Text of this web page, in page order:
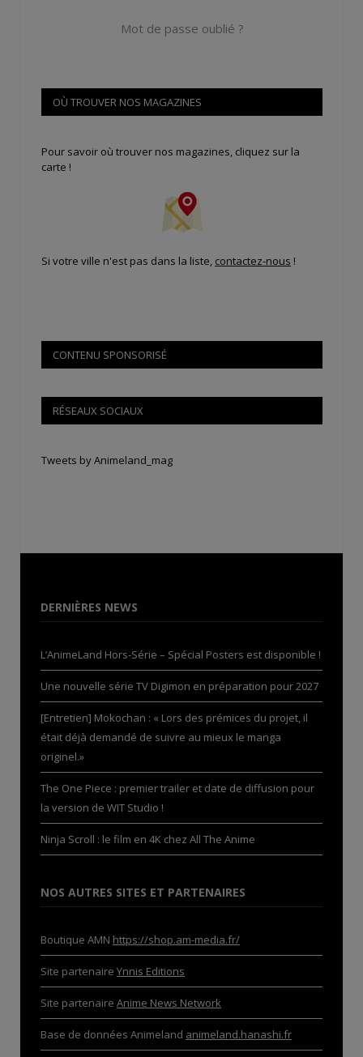
Mot de passe oublié ?
OÙ TROUVER NOS MAGAZINES
Pour savoir où trouver nos magazines, cliquez sur la
carte !
Si votre ville n'est pas dans la liste, contactez-nous !
CONTENU SPONSORISÉ
RÉSEAUX SOCIAUX
Tweets by Animeland_mag
DERNIÈRES NEWS
L’AnimeLand Hors-Série – Spécial Posters est disponible !
Une nouvelle série TV Digimon en préparation pour 2027
[Entretien] Mokochan : « Lors des prémices du projet, il
était déjà demandé de suivre au mieux le manga
originel.»
The One Piece : premier trailer et date de diffusion pour
la version de WIT Studio !
Ninja Scroll : le film en 4K chez All The Anime
NOS AUTRES SITES ET PARTENAIRES
Boutique AMN https://shop.am-media.fr/
Site partenaire Ynnis Editions
Site partenaire Anime News Network
Base de données Animeland animeland.hanashi.fr